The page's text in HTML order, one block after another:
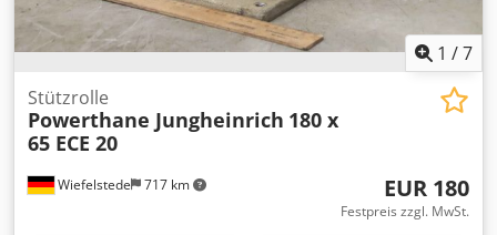
1 /7
Wiefelstede 717 km
Stützrolle
Powerthane Jungheinrich 180 x
65 ECE 20
EUR 180
Festpreis zzgl. MwSt.